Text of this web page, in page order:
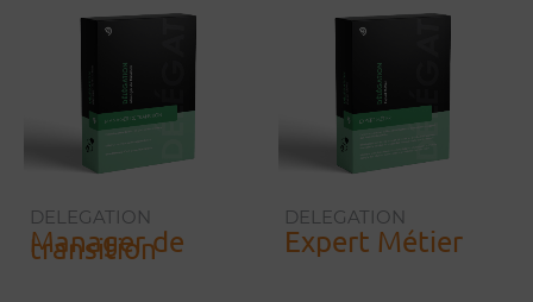
DELEGATION
Manager de
transition
DELEGATION
Expert Métier